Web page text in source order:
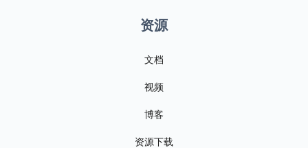
资源
文档
视频
博客
资源下载